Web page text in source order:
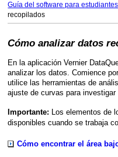
Guía del software para
recopilados
Cómo analizar datos
En la aplicación Vernier
analizar los datos. Comience
utilice las herramientas de
ajuste de curvas para
Importante: Los elementos de
disponibles cuando se trabaja
Cómo encontrar el área